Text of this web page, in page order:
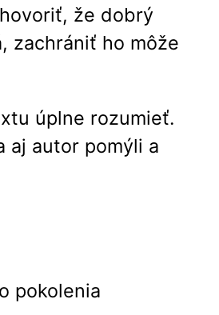
že dobrý
zachrániť ho môže
úplne rozumieť.
aj autor pomýli a
pokolenia